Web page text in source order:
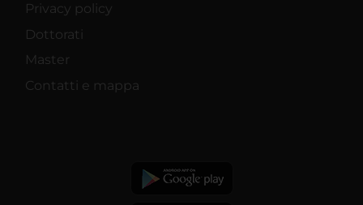
Privacy policy
Dottorati
Master
Contatti e mappa